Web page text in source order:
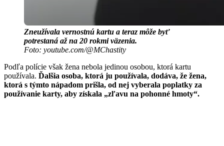
Zneužívala vernostnú kartu a teraz môže byť
potrestaná až na 20 rokmi väzenia.
Foto: youtube.com/@MChastity
Podľa polície však žena nebola jedinou osobou, ktorá kartu
používala. Ďalšia osoba, ktorá ju používala, dodáva, že žena,
ktorá s týmto nápadom prišla, od nej vyberala poplatky za
používanie karty, aby získala „zľavu na pohonné hmoty“.